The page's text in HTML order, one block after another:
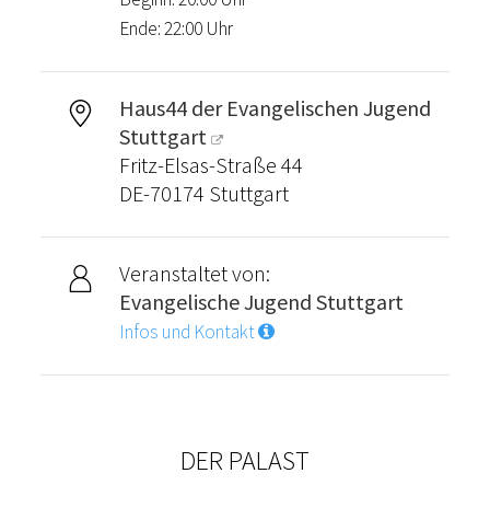
Ende: 22:00 Uhr
Haus44 der Evangelischen Jugend
Stuttgart
Fritz-Elsas-Straße 44
DE-70174 Stuttgart
Veranstaltet von:
Evangelische Jugend Stuttgart
Infos und Kontakt
DER PALAST